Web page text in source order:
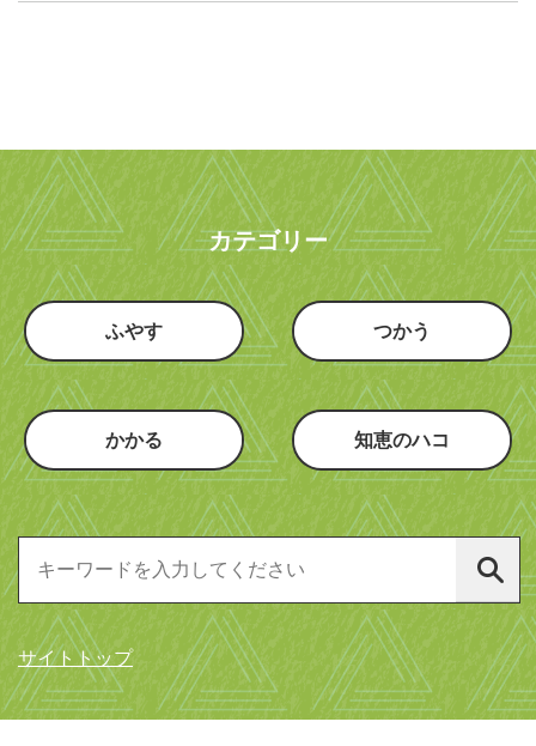
カテゴリー
ふやす つかう
かかる 知恵のハコ
サイトトップ